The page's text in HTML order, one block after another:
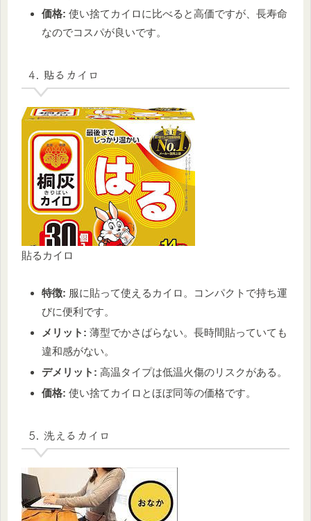
価格: 使い捨てカイロに比べると高価ですが、長寿命
なのでコスパが良いです。
4. 貼るカイロ
貼るカイロ
特徴: 服に貼って使えるカイロ。コンパクトで持ち運
びに便利です。
メリット: 薄型でかさばらない。長時間貼っていても
違和感がない。
デメリット: 高温タイプは低温火傷のリスクがある。
価格: 使い捨てカイロとほぼ同等の価格です。
5. 洗えるカイロ